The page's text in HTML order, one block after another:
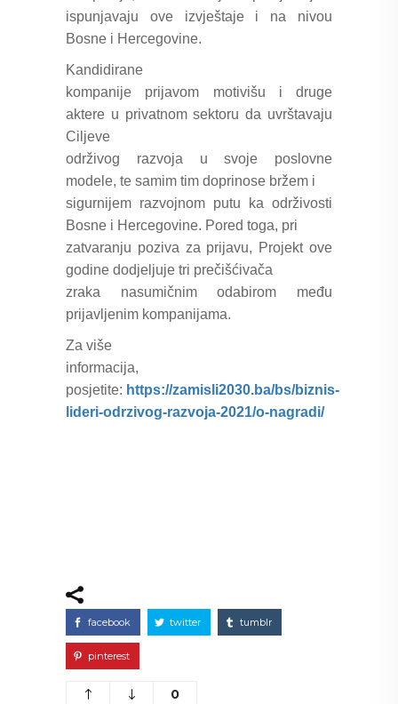
ispunjavaju ove izvještaje i na nivou
Bosne i Hercegovine.
Kandidirane
kompanije prijavom motivišu i druge
aktere u privatnom sektoru da uvrštavaju
Ciljeve
održivog razvoja u svoje poslovne
modele, te samim tim doprinose bržem i
sigurnijem razvojnom putu ka održivosti
Bosne i Hercegovine. Pored toga, pri
zatvaranju poziva za prijavu, Projekt ove
godine dodjeljuje tri prečišćivača
zraka nasumičnim odabirom među
prijavljenim kompanijama.
Za više
informacija,
posjetite: https://zamisli2030.ba/bs/biznis-
lideri-odrzivog-razvoja-2021/o-nagradi/
facebook twitter tumblr
pinterest
0